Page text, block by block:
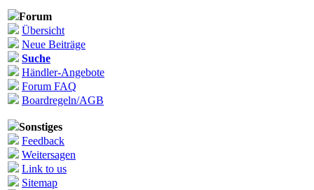
Forum
Übersicht
Neue Beiträge
Suche
Händler-Angebote
Forum FAQ
Boardregeln/AGB
Sonstiges
Feedback
Weitersagen
Link to us
Sitemap